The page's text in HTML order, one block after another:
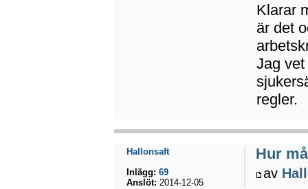
Klarar
är det
Jag
regler.
Hur
av
Hallonsaft
Inlägg: 69
Anslöt: 2014-12-05